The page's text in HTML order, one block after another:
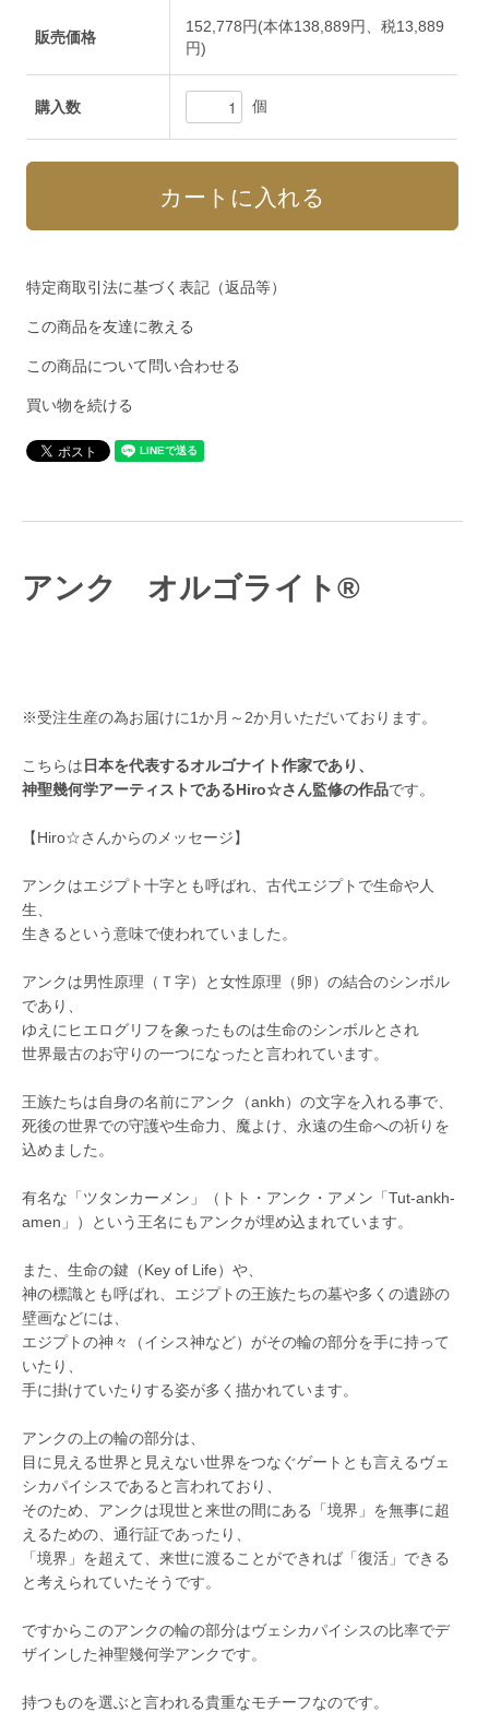
販売価格
152,778円(本体138,889円、税13,889
円)
購入数 個
特定商取引法に基づく表記（返品等）
この商品を友達に教える
この商品について問い合わせる
買い物を続ける
アンク オルゴライト®
※受注生産の為お届けに1か月～2か月いただいております。
こちらは日本を代表するオルゴナイト作家であり、
神聖幾何学アーティストであるHiro☆さん監修の作品です。
【Hiro☆さんからのメッセージ】
アンクはエジプト十字とも呼ばれ、古代エジプトで生命や人
生、
生きるという意味で使われていました。
アンクは男性原理（Ｔ字）と女性原理（卵）の結合のシンボル
であり、
ゆえにヒエログリフを象ったものは生命のシンボルとされ
世界最古のお守りの一つになったと言われています。
王族たちは自身の名前にアンク（ankh）の文字を入れる事で、
死後の世界での守護や生命力、魔よけ、永遠の生命への祈りを
込めました。
有名な「ツタンカーメン」（トト・アンク・アメン「Tut-ankh-
amen」）という王名にもアンクが埋め込まれています。
また、生命の鍵（Key of Life）や、
神の標識とも呼ばれ、エジプトの王族たちの墓や多くの遺跡の
壁画などには、
エジプトの神々（イシス神など）がその輪の部分を手に持って
いたり、
手に掛けていたりする姿が多く描かれています。
アンクの上の輪の部分は、
目に見える世界と見えない世界をつなぐゲートとも言えるヴェ
シカパイシスであると言われており、
そのため、アンクは現世と来世の間にある「境界」を無事に超
えるための、通行証であったり、
「境界」を超えて、来世に渡ることができれば「復活」できる
と考えられていたそうです。
ですからこのアンクの輪の部分はヴェシカパイシスの比率でデ
ザインした神聖幾何学アンクです。
持つものを選ぶと言われる貴重なモチーフなのです。